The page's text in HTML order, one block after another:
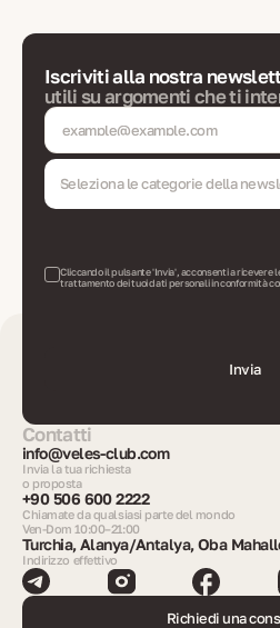
Iscriviti alla nostra
utili su argomenti che ti
Seleziona le categorie della
Cliccando il pulsante 'Invia', acconsenti a ricevere
trattamento dei tuoi dati personali in conformità
Invia
Contatti
info@veles-club.com
Invia la tua richiesta
o proposta
+90 506 600 2222
Chiamate da qualsiasi parte del mondo
Ven-Dom 10:00–21:00
Turchia, Alanya/Antalya, Oba
Indirizzo effettivo
Richiedi una